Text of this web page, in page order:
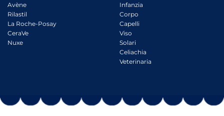
Avène
Rilastil
La Roche-Posay
CeraVe
Nuxe
Infanzia
Corpo
Capelli
Viso
Solari
Celiachia
Veterinaria